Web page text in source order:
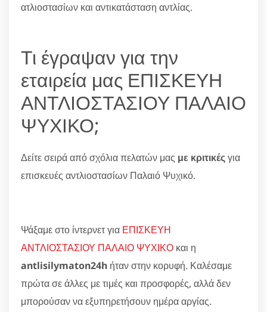
ατλιοστασίων και αντικατάσταση αντλίας.
Τι έγραψαν για την
εταιρεία μας ΕΠΙΣΚΕΥΗ
ΑΝΤΛΙΟΣΤΑΣΙΟΥ ΠΑΛΑΙΟ
ΨΥΧΙΚΟ;
Δείτε σειρά από σχόλια πελατών μας με κριτικέςγια
επισκευές αντλιοστασίων Παλαιό Ψυχικό.
Ψάξαμε στο ίντερνετ για ΕΠΙΣΚΕΥΗ
ΑΝΤΛΙΟΣΤΑΣΙΟΥ ΠΑΛΑΙΟ ΨΥΧΙΚΟ και η
antlisilymaton24h ήταν στην κορυφή. Καλέσαμε
πρώτα σε άλλες με τιμές και προσφορές, αλλά δεν
μπορούσαν να εξυπηρετήσουν ημέρα αργίας.